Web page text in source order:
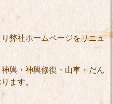
弊社ホームページをリニュ
輿・神輿修復・山車・だん
ます。